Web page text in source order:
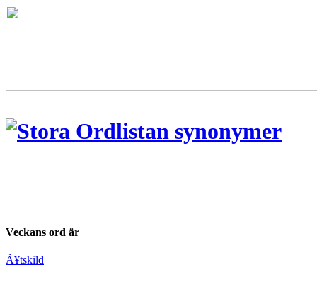
Veckans ord är
Ã¥tskild